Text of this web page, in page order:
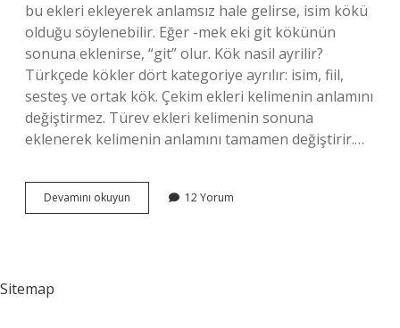
bu ekleri ekleyerek anlamsız hale gelirse, isim kökü
olduğu söylenebilir. Eğer -mek eki git kökünün
sonuna eklenirse, “git” olur. Kök nasil ayrilir?
Türkçede kökler dört kategoriye ayrılır: isim, fiil,
sesteş ve ortak kök. Çekim ekleri kelimenin anlamını
değiştirmez. Türev ekleri kelimenin sonuna
eklenerek kelimenin anlamını tamamen değiştirir.…
Devamını okuyun
Kökü
12 Yorum
Sitemap